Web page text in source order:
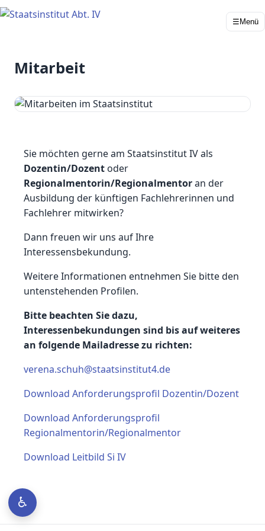
☰Menü
Mitarbeit
Sie möchten gerne am Staatsinstitut IV als
Dozentin/Dozent oder
Regionalmentorin/Regionalmentoran der
Ausbildung der künftigen Fachlehrerinnen und
Fachlehrer mitwirken?
Dann freuen wir uns auf Ihre
Interessensbekundung.
Weitere Informationen entnehmen Sie bitte den
untenstehenden Profilen.
Bitte beachten Sie dazu,
Interessenbekundungen sind bis auf weiteres
an folgende Mailadresse zu richten:
verena.schuh@staatsinstitut4.de
Download Anforderungsprofil Dozentin/Dozent
Download Anforderungsprofil
Regionalmentorin/Regionalmentor
Download Leitbild Si IV
♿